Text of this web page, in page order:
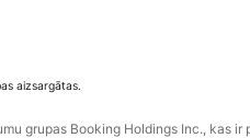
aizsargātas.
grupas Booking Holdings Inc., kas